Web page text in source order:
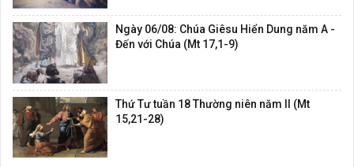
Ngày 06/08: Chúa Giêsu Hiển Dung năm A -
Đến với Chúa (Mt 17,1-9)
Thứ Tư tuần 18 Thường niên năm II (Mt
15,21-28)